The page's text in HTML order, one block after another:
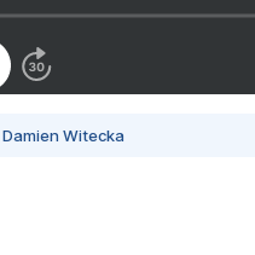
Witecka